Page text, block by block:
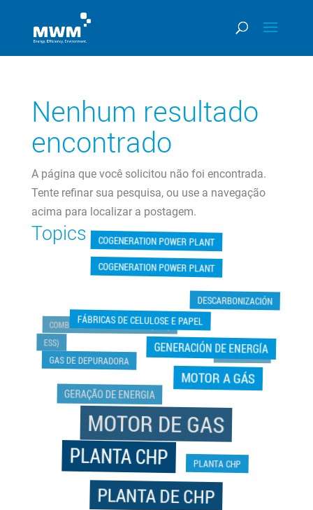
Nenhum resultado
encontrado
A página que você solicitou não foi encontrada.
Tente refinar sua pesquisa, ou use a navegação
acima para localizar a postagem.
Topics COGENERATION POWER PLANT
COGENERATION POWER PLANT
COMBINED HEAT AND POWER (CHP)
DESCARBONIZACIÓN
ESS)
FÁBRICAS DE CELULOSE E PAPEL
GAS ENGINE
GAS DE DEPURADORA
GENERACIÓN DE ENERGÍA
GERAÇÃO DE ENERGIA
MOTOR A GÁS
MOTOR DE GAS
PLANTA CHP PLANTA CHP
PLANTA DE CHP